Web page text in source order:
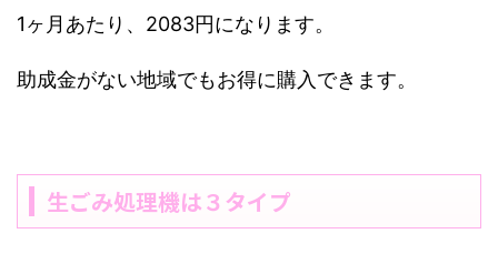
1ヶ月あたり、2083円になります。
助成金がない地域でもお得に購入できます。
生ごみ処理機は３タイプ